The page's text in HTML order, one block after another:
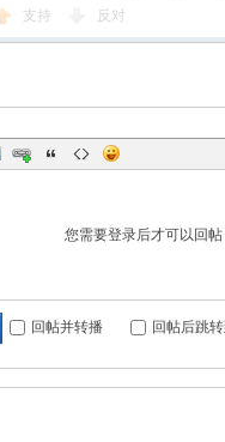
支持 反对
您需要登录后才可以回帖
回帖并转播 回帖后跳